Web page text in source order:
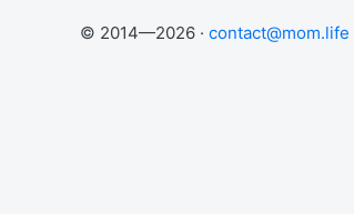
© 2014—2026 · contact@mom.life